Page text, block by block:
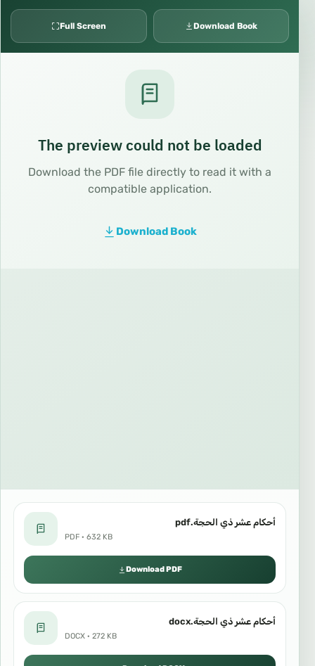
Full Screen Download Book
The preview could not be loaded
Download the PDF file directly to read it with a
compatible application.
Download Book
أحكام عشر ذي الحجة.pdf
PDF · 632 KB
Download PDF
أحكام عشر ذي الحجة.docx
DOCX · 272 KB